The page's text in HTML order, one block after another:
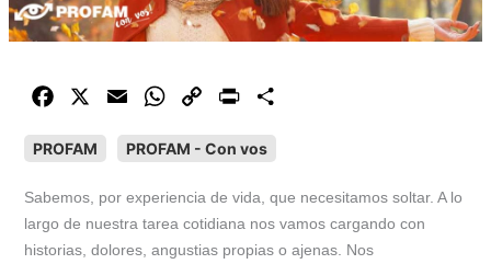
c
o
a
W
a
C
p
i
PROFAM PROFAM - Con vos
Sabemos, por experiencia de vida, que necesitamos soltar. A lo
largo de nuestra tarea cotidiana nos vamos cargando con
historias, dolores, angustias propias o ajenas. Nos